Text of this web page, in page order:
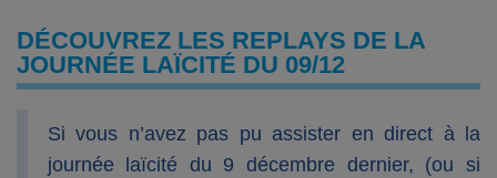
DÉCOUVREZ LES REPLAYS DE LA
JOURNÉE LAÏCITÉ DU 09/12
Si vous n’avez pas pu assister en direct à la
journée laïcité du 9 décembre dernier, (ou si